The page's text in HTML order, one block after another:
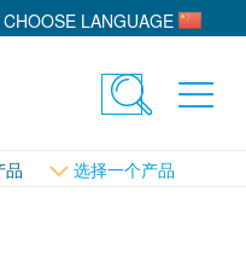
CHOOSE LANGUAGE
Toggle
品 选择一个产品